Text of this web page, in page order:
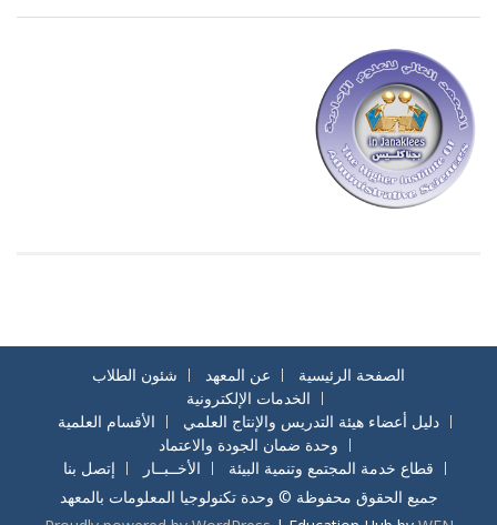
الصفحة الرئيسية عن المعهد
شئون الطلاب
الخدمات الإلكترونية
دليل أعضاء هيئة التدريس والإنتاج العلمي
الأقسام العلمية
وحدة ضمان الجودة والاعتماد
قطاع خدمة المجتمع وتنمية البيئة
الأخــبــار
إتصل بنا
جميع الحقوق محفوظة © وحدة تكنولوجيا المعلومات بالمعهد